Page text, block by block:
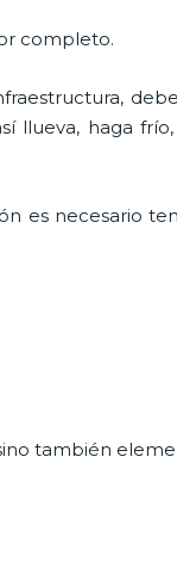
completo.
llueva, haga
es necesario
también